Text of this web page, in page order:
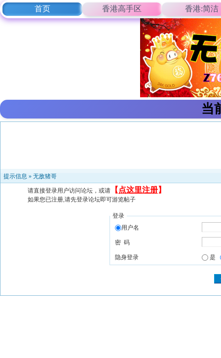
首页 香港高手区 香港:简洁
当
提示信息 » 无敌猪哥
请直接登录用户访问论坛，或请 【 点这里注册】
如果您已注册,请先登录论坛即可游览帖子
登录
用户名
密 码
隐身登录 是